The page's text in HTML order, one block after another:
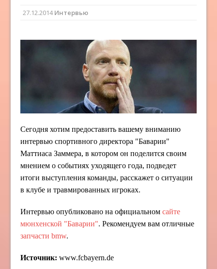
27.12.2014Интервью
Сегодня хотим предоставить вашему вниманию
интервью спортивного директора "Баварии"
Маттиаса Заммера, в котором он поделится своим
мнением о событиях уходящего года, подведет
итоги выступления команды, расскажет о ситуации
в клубе и травмированных игроках.
Интервью опубликовано на официальномсайте
мюнхенской "Баварии". Рекомендуем вам отличные
запчасти bmw.
Источник: www.fcbayern.de